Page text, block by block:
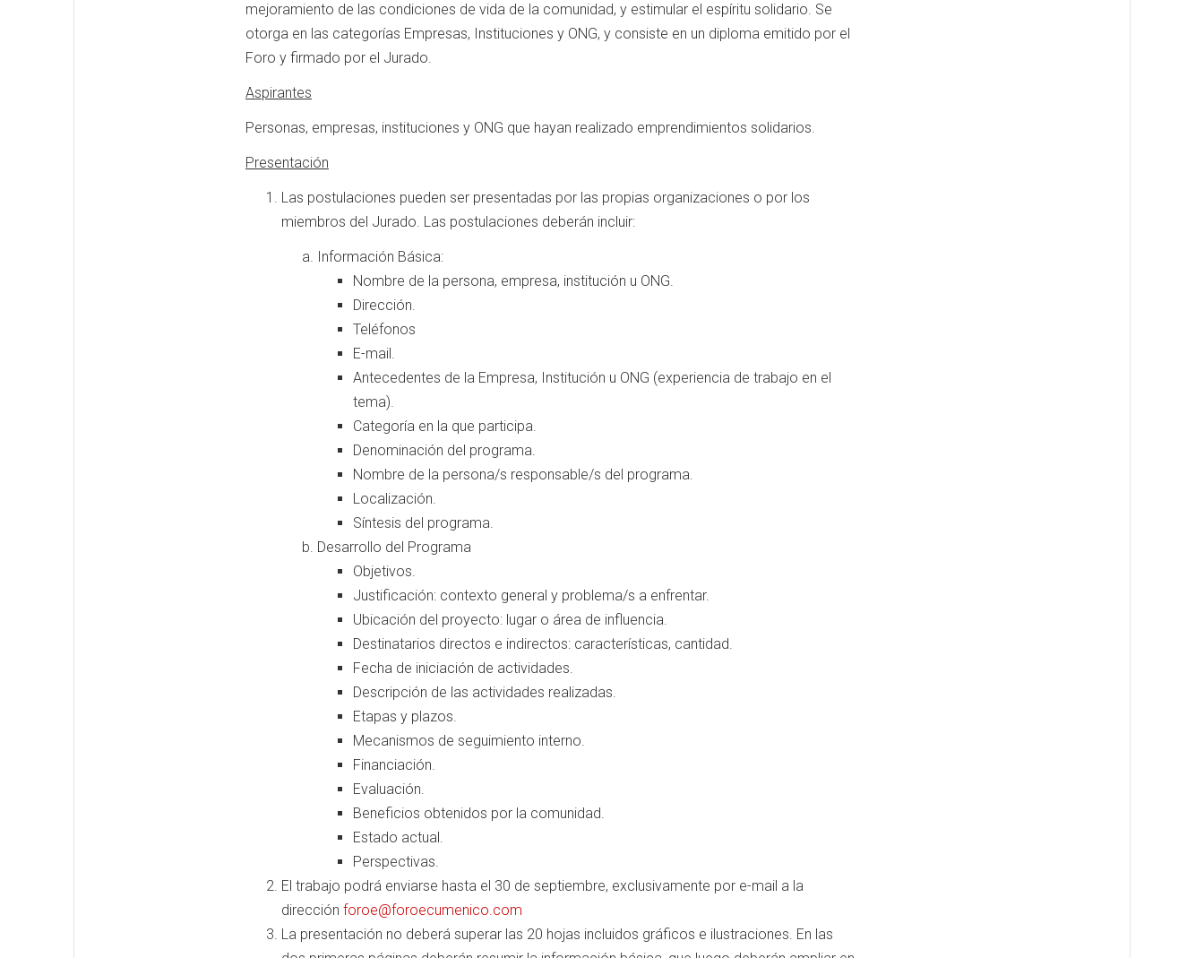
mejoramiento de las condiciones de vida de la comunidad, y estimular el espíritu solidario. Se
otorga en las categorías Empresas, Instituciones y ONG, y consiste en un diploma emitido por el
Foro y firmado por el Jurado.
Aspirantes
Personas, empresas, instituciones y ONG que hayan realizado emprendimientos solidarios.
Presentación
Las postulaciones pueden ser presentadas por las propias organizaciones o por los
miembros del Jurado. Las postulaciones deberán incluir:
Información Básica:
Nombre de la persona, empresa, institución u ONG.
Dirección.
Teléfonos
E-mail.
Antecedentes de la Empresa, Institución u ONG (experiencia de trabajo en el
tema).
Categoría en la que participa.
Denominación del programa.
Nombre de la persona/s responsable/s del programa.
Localización.
Síntesis del programa.
Desarrollo del Programa
Objetivos.
Justificación: contexto general y problema/s a enfrentar.
Ubicación del proyecto: lugar o área de influencia.
Destinatarios directos e indirectos: características, cantidad.
Fecha de iniciación de actividades.
Descripción de las actividades realizadas.
Etapas y plazos.
Mecanismos de seguimiento interno.
Financiación.
Evaluación.
Beneficios obtenidos por la comunidad.
Estado actual.
Perspectivas.
El trabajo podrá enviarse hasta el 30 de septiembre, exclusivamente por e-mail a la
dirección foroe@foroecumenico.com
La presentación no deberá superar las 20 hojas incluidos gráficos e ilustraciones. En las